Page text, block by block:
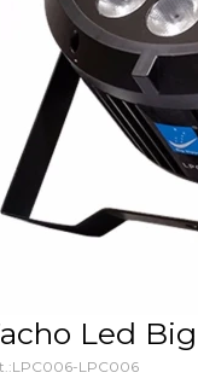
Tacho Led
LPC006-LPC006